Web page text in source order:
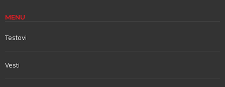
MENU
Testovi
Vesti